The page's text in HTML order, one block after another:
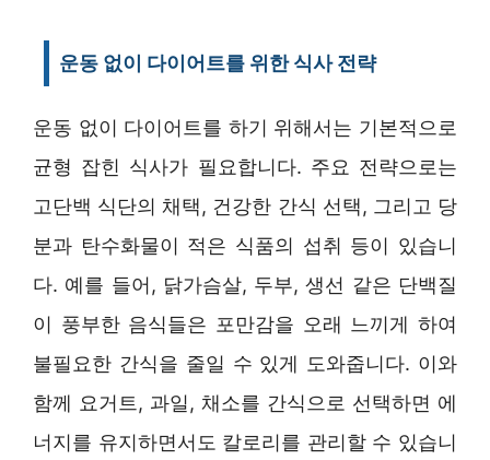
운동 없이 다이어트를 위한 식사 전략
운동 없이 다이어트를 하기 위해서는 기본적으로
균형 잡힌 식사가 필요합니다. 주요 전략으로는
고단백 식단의 채택, 건강한 간식 선택, 그리고 당
분과 탄수화물이 적은 식품의 섭취 등이 있습니
다. 예를 들어, 닭가슴살, 두부, 생선 같은 단백질
이 풍부한 음식들은 포만감을 오래 느끼게 하여
불필요한 간식을 줄일 수 있게 도와줍니다. 이와
함께 요거트, 과일, 채소를 간식으로 선택하면 에
너지를 유지하면서도 칼로리를 관리할 수 있습니